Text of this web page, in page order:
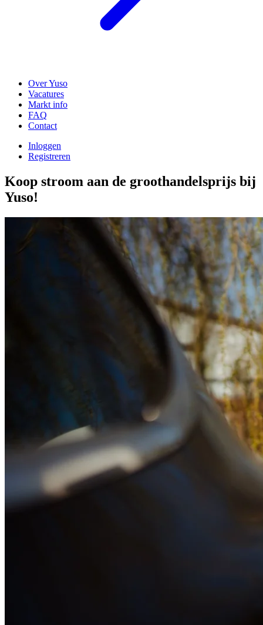
Over Yuso
Vacatures
Markt info
FAQ
Contact
Inloggen
Registreren
Koop stroom aan de groothandelsprijs bij
Yuso!